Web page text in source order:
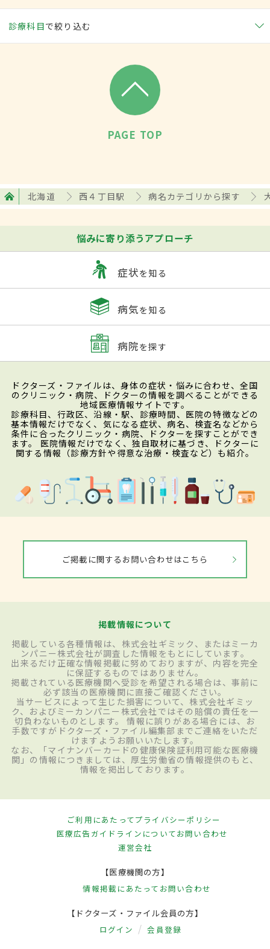
診療科目で絞り込む
PAGE TOP
北海道 西４丁目駅 病名カテゴリから探す
悩みに寄り添うアプローチ
症状を知る
病気を知る
病院を探す
ドクターズ・ファイルは、身体の症状・悩みに合わせ、全国
のクリニック・病院、ドクターの情報を調べることができる
地域医療情報サイトです。
診療科目、行政区、沿線・駅、診療時間、医院の特徴などの
基本情報だけでなく、気になる症状、病名、検査名などから
条件に合ったクリニック・病院、ドクターを探すことができ
ます。 医院情報だけでなく、独自取材に基づき、ドクターに
関する情報（診療方針や得意な治療・検査など）も紹介。
ご掲載に関するお問い合わせはこちら
掲載情報について
掲載している各種情報は、株式会社ギミック、またはミーカ
ンパニー株式会社が調査した情報をもとにしています。
出来るだけ正確な情報掲載に努めておりますが、内容を完全
に保証するものではありません。
掲載されている医療機関へ受診を希望される場合は、事前に
必ず該当の医療機関に直接ご確認ください。
当サービスによって生じた損害について、株式会社ギミッ
ク、およびミーカンパニー株式会社ではその賠償の責任を一
切負わないものとします。 情報に誤りがある場合には、お
手数ですがドクターズ・ファイル編集部までご連絡をいただ
けますようお願いいたします。
なお、「マイナンバーカードの健康保険証利用可能な医療機
関」の情報につきましては、厚生労働省の情報提供のもと、
情報を掲出しております。
ご利用にあたってプライバシーポリシー
医療広告ガイドラインについてお問い合わせ
運営会社
【医療機関の方】
情報掲載にあたって お問い合わせ
【ドクターズ・ファイル会員の方】
ログイン 会員登録